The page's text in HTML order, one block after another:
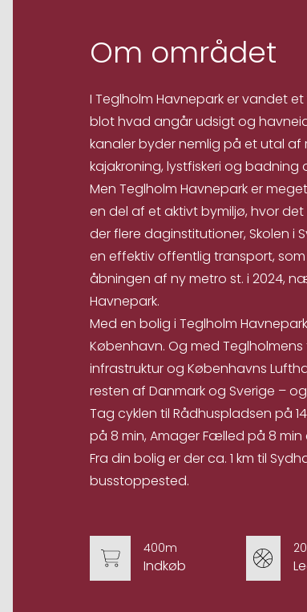
Om området
I Teglholm Havnepark er vandet
blot hvad angår udsigt og
kanaler byder nemlig på et utal af
kajakroning, lystfiskeri og badning
Men Teglholm Havnepark er
en del af et aktivt bymiljø, hvor
der flere daginstitutioner, Skolen i
en effektiv offentlig transport,
åbningen af ny metro st. i 2024,
Havnepark.
Med en bolig i Teglholm
København. Og med
infrastruktur og Københavns
resten af Danmark og Sverige –
Tag cyklen til Rådhuspladsen på
på 8 min, Amager Fælled på 8 min
Fra din bolig er der ca. 1 km til
busstoppested.
400m
Indkøb